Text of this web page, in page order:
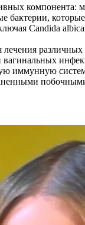
компонента:
бактерии,
Candida
иммунную